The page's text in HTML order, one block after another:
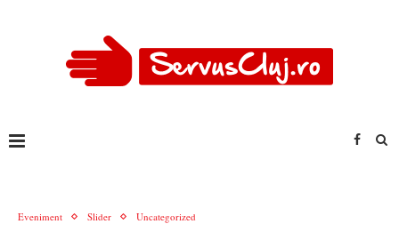
Eveniment Slider Uncategorized